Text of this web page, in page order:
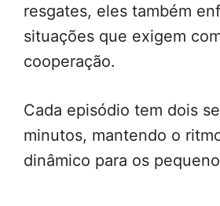
resgates, eles também
situações que exigem
cooperação.
Cada episódio tem dois
minutos, mantendo o
dinâmico para os